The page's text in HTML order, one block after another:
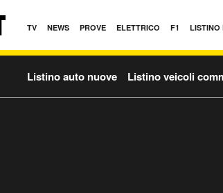
TV NEWS PROVE ELETTRICO F1 LISTINO
Listino auto nuove Listino veicoli